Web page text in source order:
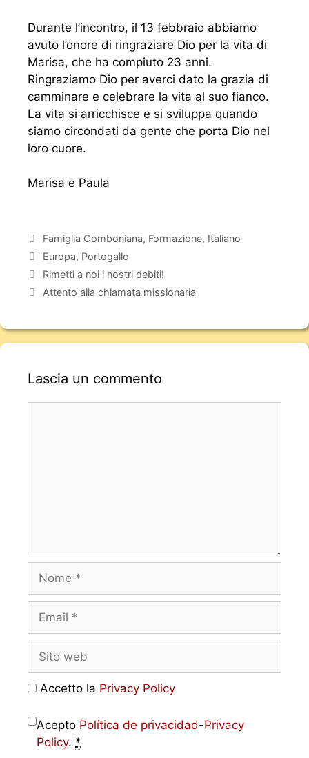
Durante l’incontro, il 13 febbraio abbiamo
avuto l’onore di ringraziare Dio per la vita di
Marisa, che ha compiuto 23 anni.
Ringraziamo Dio per averci dato la grazia di
camminare e celebrare la vita al suo fianco.
La vita si arricchisce e si sviluppa quando
siamo circondati da gente che porta Dio nel
loro cuore.
Marisa e Paula
Famiglia Comboniana, Formazione, Italiano
Europa, Portogallo
Rimetti a noi i nostri debiti!
Attento alla chiamata missionaria
Lascia un commento
Accetto la Privacy Policy
Acepto Política de privacidad-Privacy
Policy. *